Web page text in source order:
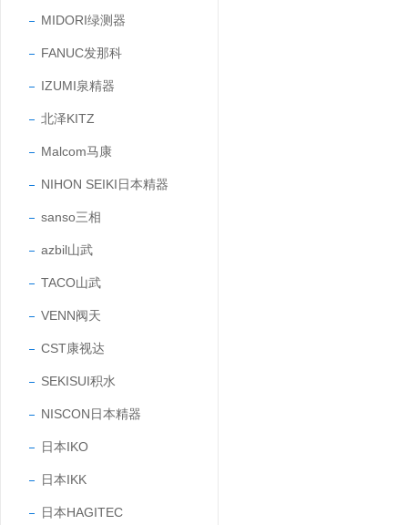
MIDORI绿测器
FANUC发那科
IZUMI泉精器
北泽KITZ
Malcom马康
NIHON SEIKI日本精器
sanso三相
azbil山武
TACO山武
VENN阀天
CST康视达
SEKISUI积水
NISCON日本精器
日本IKO
日本IKK
日本HAGITEC